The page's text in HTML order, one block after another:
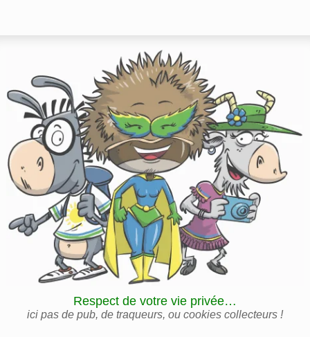
Respect de votre vie privée…
ici pas de pub, de traqueurs, ou cookies collecteurs !